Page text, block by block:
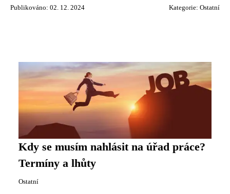
Publikováno: 02. 12. 2024 Kategorie: Ostatní
Kdy se musím nahlásit na úřad práce?
Termíny a lhůty
Ostatní